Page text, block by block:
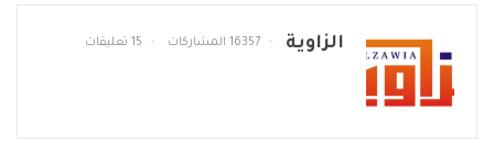
الزاوية 16357 المشاركات 15 تعليقات